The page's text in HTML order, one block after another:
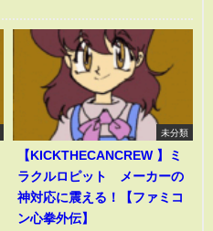
未分類
【KICKTHECANCREW 】ミ
ラクルロピット メーカーの
神対応に震える！【ファミコ
ン心拳外伝】